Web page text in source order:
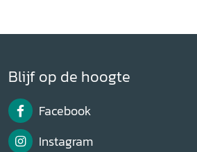
Blijf op de hoogte
Facebook
Instagram